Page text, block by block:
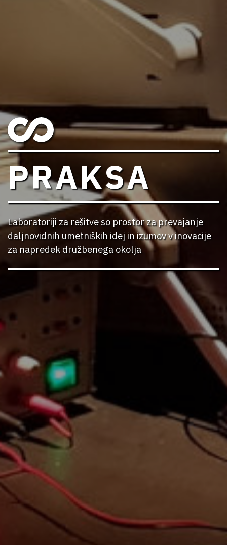
PRAKSA
Laboratoriji za rešitve so prostor za prevajanje
daljnovidnih umetniških idej in izumov v inovacije
za napredek družbenega okolja